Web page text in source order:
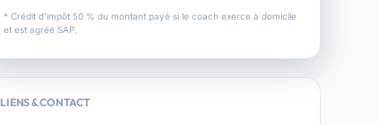
* Crédit d'impôt 50 % du montant payé si le coach exerce à domicile
et est agréé SAP.
LIENS & CONTACT